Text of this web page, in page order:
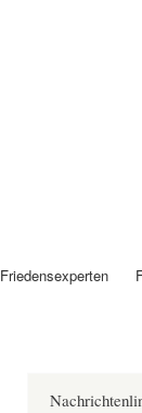
Friedensexperten